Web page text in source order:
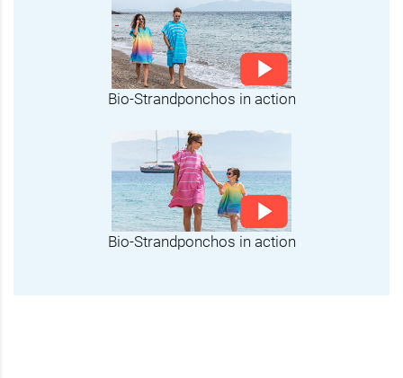
Bio-Strandponchos in action
Bio-Strandponchos in action